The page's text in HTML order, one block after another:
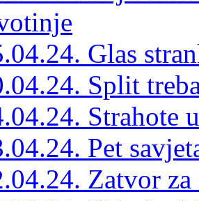
Glas
Split
Strahote
Pet
Zatvor